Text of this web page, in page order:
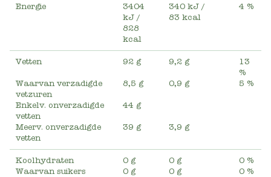
Energie
3404
kJ /
828
kcal
340 kJ /
83 kcal
4 %
Vetten 92 g 9,2 g
13
%
Waarvan verzadigde
vetzuren
8,5 g 0,9 g 5 %
Enkelv. onverzadigde
vetten
44 g
Meerv. onverzadigde
vetten
39 g 3,9 g
Koolhydraten 0 g 0 g
0 %
Waarvan suikers
0 g 0 g 0 %